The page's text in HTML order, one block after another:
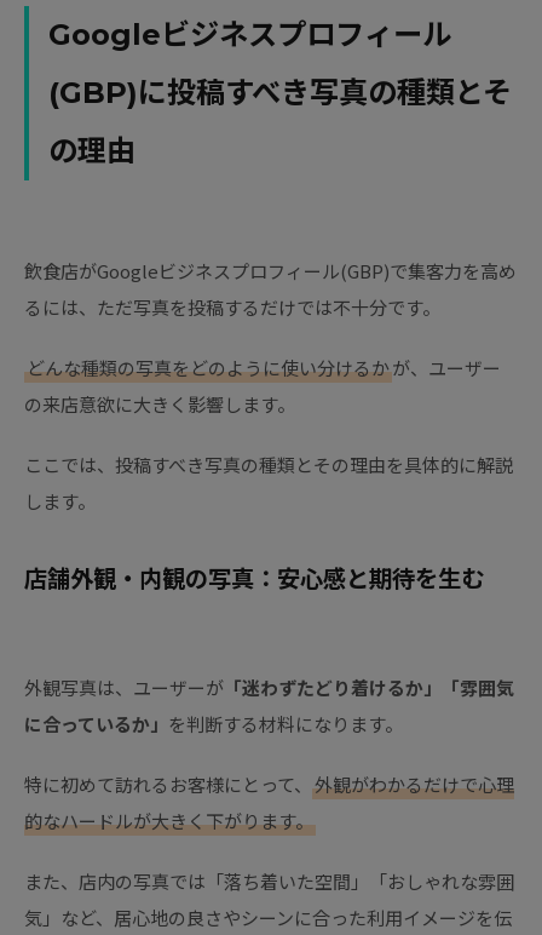
Googleビジネスプロフィール
(GBP)に投稿すべき写真の種類とそ
の理由
飲食店がGoogleビジネスプロフィール(GBP)で集客力を高め
るには、ただ写真を投稿するだけでは不十分です。
どんな種類の写真をどのように使い分けるかが、ユーザー
の来店意欲に大きく影響します。
ここでは、投稿すべき写真の種類とその理由を具体的に解説
します。
店舗外観・内観の写真：安心感と期待を生む
外観写真は、ユーザーが 「迷わずたどり着けるか」「雰囲気
に合っているか」 を判断する材料になります。
特に初めて訪れるお客様にとって、 外観がわかるだけで心理
的なハードルが大きく下がります。
また、店内の写真では「落ち着いた空間」「おしゃれな雰囲
気」など、居心地の良さやシーンに合った利用イメージを伝